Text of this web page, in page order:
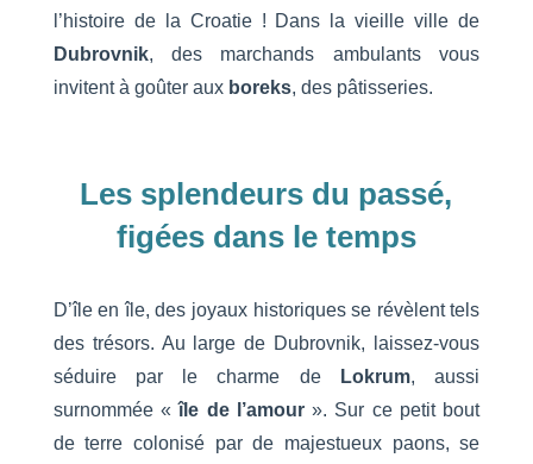
l’histoire de la Croatie ! Dans la vieille ville de
Dubrovnik, des marchands ambulants vous
invitent à goûter aux boreks, des pâtisseries.
Les splendeurs du passé,
figées dans le temps
D’île en île, des joyaux historiques se révèlent tels
des trésors. Au large de Dubrovnik, laissez-vous
séduire par le charme de
Lokrum, aussi
surnommée « île de l’amour». Sur ce petit bout
de terre colonisé par de majestueux paons, se